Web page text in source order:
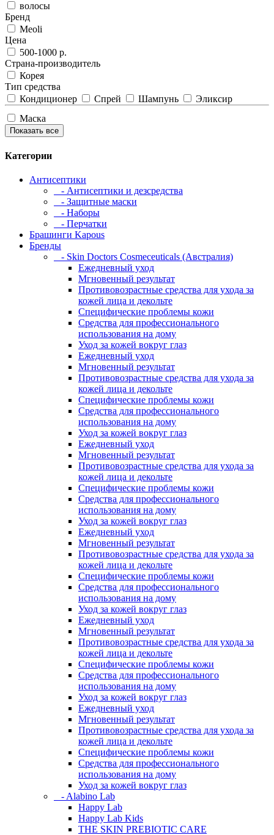
волосы
Бренд
Meoli
Цена
500-1000 р.
Страна-производитель
Корея
Тип средства
Кондиционер
Спрей Шампунь
Эликсир
Маска
Показать все
Категории
Антисептики
- Антисептики и дезсредства
- Защитные маски
- Наборы
- Перчатки
Брашинги Kapous
Бренды
- Skin Doctors Cosmeceuticals (Австралия)
Ежедневный уход
Мгновенный результат
Противовозрастные средства для ухода за
кожей лица и декольте
Специфические проблемы кожи
Средства для профессионального
использования на дому
Уход за кожей вокруг глаз
Ежедневный уход
Мгновенный результат
Противовозрастные средства для ухода за
кожей лица и декольте
Специфические проблемы кожи
Средства для профессионального
использования на дому
Уход за кожей вокруг глаз
Ежедневный уход
Мгновенный результат
Противовозрастные средства для ухода за
кожей лица и декольте
Специфические проблемы кожи
Средства для профессионального
использования на дому
Уход за кожей вокруг глаз
Ежедневный уход
Мгновенный результат
Противовозрастные средства для ухода за
кожей лица и декольте
Специфические проблемы кожи
Средства для профессионального
использования на дому
Уход за кожей вокруг глаз
Ежедневный уход
Мгновенный результат
Противовозрастные средства для ухода за
кожей лица и декольте
Специфические проблемы кожи
Средства для профессионального
использования на дому
Уход за кожей вокруг глаз
Ежедневный уход
Мгновенный результат
Противовозрастные средства для ухода за
кожей лица и декольте
Специфические проблемы кожи
Средства для профессионального
использования на дому
Уход за кожей вокруг глаз
- Alabino Lab
Happy Lab
Happy Lab Kids
THE SKIN PREBIOTIC CARE